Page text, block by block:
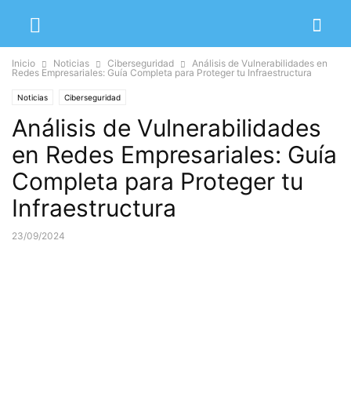
Inicio Noticias Ciberseguridad
Análisis de Vulnerabilidades en
Redes Empresariales: Guía Completa para Proteger tu Infraestructura
Noticias Ciberseguridad
Análisis de Vulnerabilidades
en Redes Empresariales: Guía
Completa para Proteger tu
Infraestructura
23/09/2024